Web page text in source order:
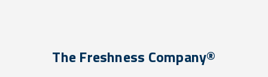
The Freshness Company®